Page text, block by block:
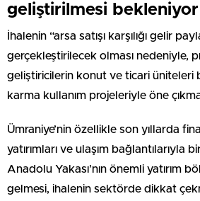
geliştirilmesi bekleniyor
İhalenin “arsa satışı karşılığı gelir
gerçekleştirilecek olması nedeniyle,
geliştiricilerin konut ve ticari üniteleri
karma kullanım projeleriyle öne
Ümraniye’nin özellikle son yıllarda
yatırımları ve ulaşım bağlantılarıyla
Anadolu Yakası’nın önemli yatırım
gelmesi, ihalenin sektörde dikkat